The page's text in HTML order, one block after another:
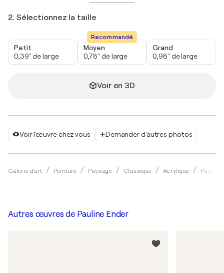
Voir l'œuvre chez vous Demander d'autres photos
Galerie d'art Peinture Paysage Classique Acrylique Pauline
2. Sélectionnez la taille
Petit
0,39" de large
Recommandé
Moyen
0,78" de large
Grand
0,98" de large
Voir en 3D
Autres œuvres de Pauline Ender